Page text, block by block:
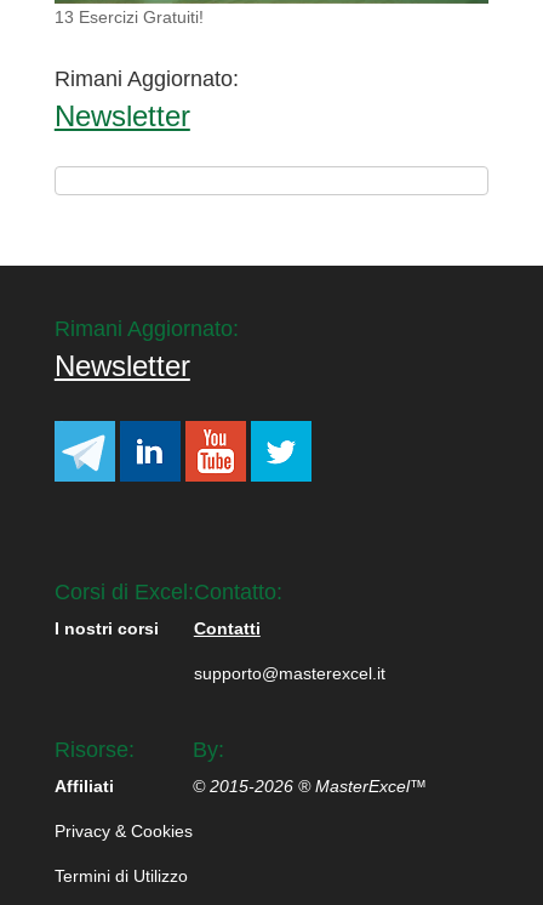
13 Esercizi Gratuiti!
Rimani Aggiornato:
Newsletter
Rimani Aggiornato:
Newsletter
Corsi di Excel:
I nostri corsi
Contatto:
Contatti
supporto@masterexcel.it
Risorse:
Affiliati
Privacy & Cookies
Termini di Utilizzo
By:
© 2015-2026 ® MasterExcel™